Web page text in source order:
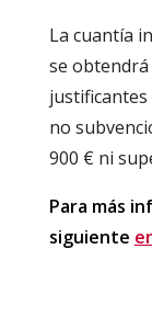
La cuantía
se
no
900 € ni
Para más
siguiente